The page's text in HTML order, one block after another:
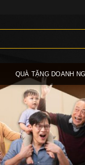
QUÀ TẶNG DOANH